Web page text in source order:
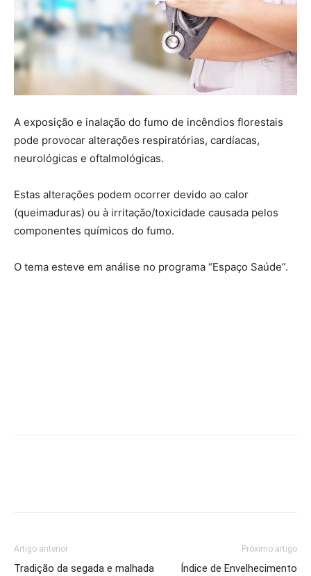
A exposição e inalação do fumo de incêndios florestais
pode provocar alterações respiratórias, cardíacas,
neurológicas e oftalmológicas.
Estas alterações podem ocorrer devido ao calor
(queimaduras) ou à irritação/toxicidade causada pelos
componentes químicos do fumo.
O tema esteve em análise no programa “Espaço Saúde”.
Artigo anterior
Tradição da segada e malhada
Próximo artigo
Índice de Envelhecimento